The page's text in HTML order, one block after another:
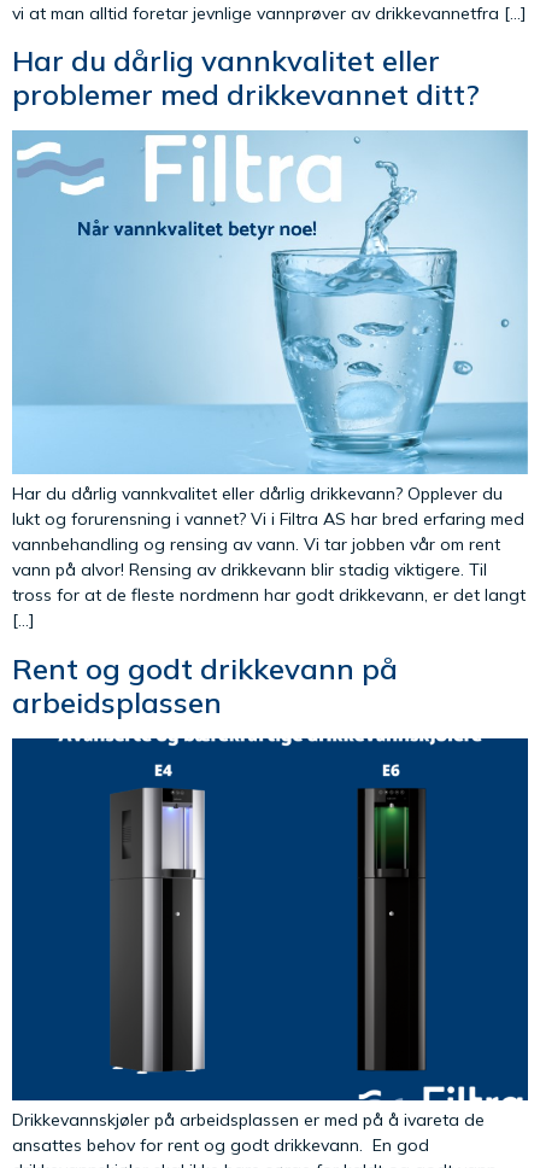
vi at man alltid foretar jevnlige vannprøver av drikkevannetfra […]
Har du dårlig vannkvalitet eller
problemer med drikkevannet ditt?
Har du dårlig vannkvalitet eller dårlig drikkevann? Opplever du
lukt og forurensning i vannet? Vi i Filtra AS har bred erfaring med
vannbehandling og rensing av vann. Vi tar jobben vår om rent
vann på alvor! Rensing av drikkevann blir stadig viktigere. Til
tross for at de fleste nordmenn har godt drikkevann, er det langt
[…]
Rent og godt drikkevann på
arbeidsplassen
Drikkevannskjøler på arbeidsplassen er med på å ivareta de
ansattes behov for rent og godt drikkevann. En god